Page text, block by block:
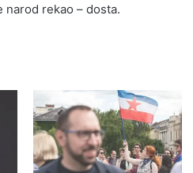
rekao – dosta.